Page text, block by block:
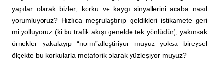
yapılar olarak bizler; korku ve kaygı sinyallerini acaba nasıl
yorumluyoruz? Hızlıca meşrulaştırıp geldikleri istikamete geri
mi yolluyoruz (ki bu trafik akışı genelde tek yönlüdür), yakınsak
örnekler yakalayıp “norm”alleştiriyor muyuz yoksa bireysel
ölçekte bu korkularla metaforik olarak yüzleşiyor muyuz?